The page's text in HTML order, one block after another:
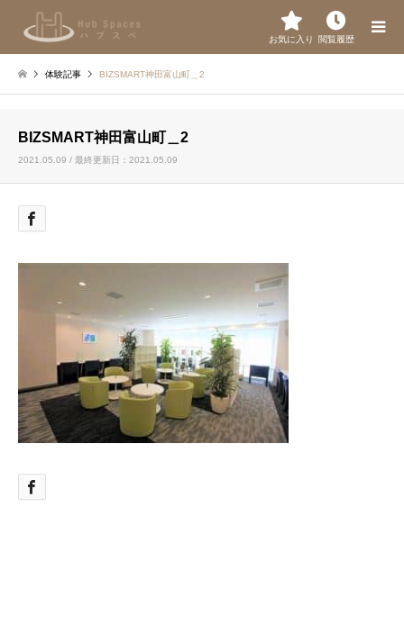
お気に入り 閲覧履歴
体験記事 BIZSMART神田富山町＿2
BIZSMART神田富山町＿2
2021.05.09 / 最終更新日：2021.05.09